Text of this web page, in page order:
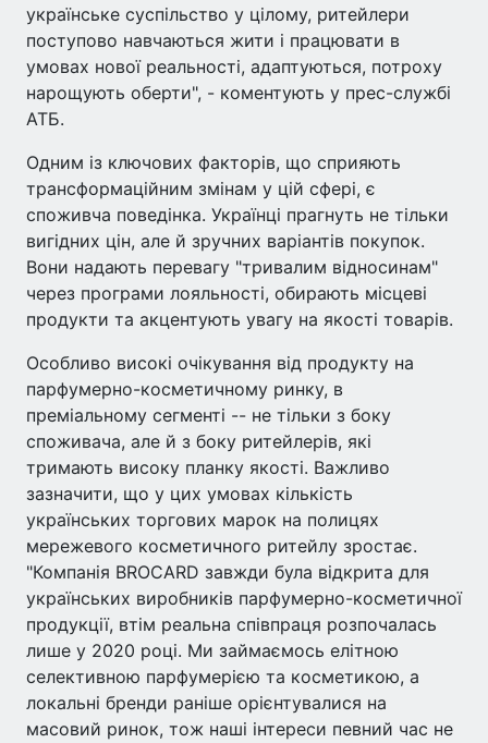
українське суспільство у цілому, ритейлери
поступово навчаються жити і працювати в
умовах нової реальності, адаптуються, потроху
нарощують оберти", - коментують у прес-службі
АТБ.
Одним із ключових факторів, що сприяють
трансформаційним змінам у цій сфері, є
споживча поведінка. Українці прагнуть не тільки
вигідних цін, але й зручних варіантів покупок.
Вони надають перевагу "тривалим відносинам"
через програми лояльності, обирають місцеві
продукти та акцентують увагу на якості товарів.
Особливо високі очікування від продукту на
парфумерно-косметичному ринку, в
преміальному сегменті -- не тільки з боку
споживача, але й з боку ритейлерів, які
тримають високу планку якості. Важливо
зазначити, що у цих умовах кількість
українських торгових марок на полицях
мережевого косметичного ритейлу зростає.
"Компанія BROCARD завжди була відкрита для
українських виробників парфумерно-косметичної
продукції, втім реальна співпраця розпочалась
лише у 2020 році. Ми займаємось елітною
селективною парфумерією та косметикою, а
локальні бренди раніше орієнтувалися на
масовий ринок, тож наші інтереси певний час не